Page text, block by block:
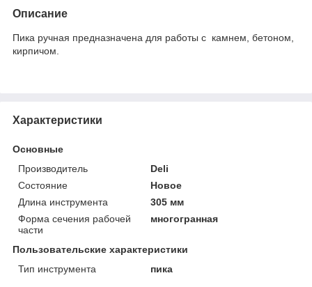
Описание
Пика ручная предназначена для работы с камнем, бетоном,
кирпичом.
Характеристики
Основные
Производитель
Deli
Состояние
Новое
Длина инструмента
305 мм
Форма сечения рабочей
части
многогранная
Пользовательские характеристики
Тип инструмента
пика